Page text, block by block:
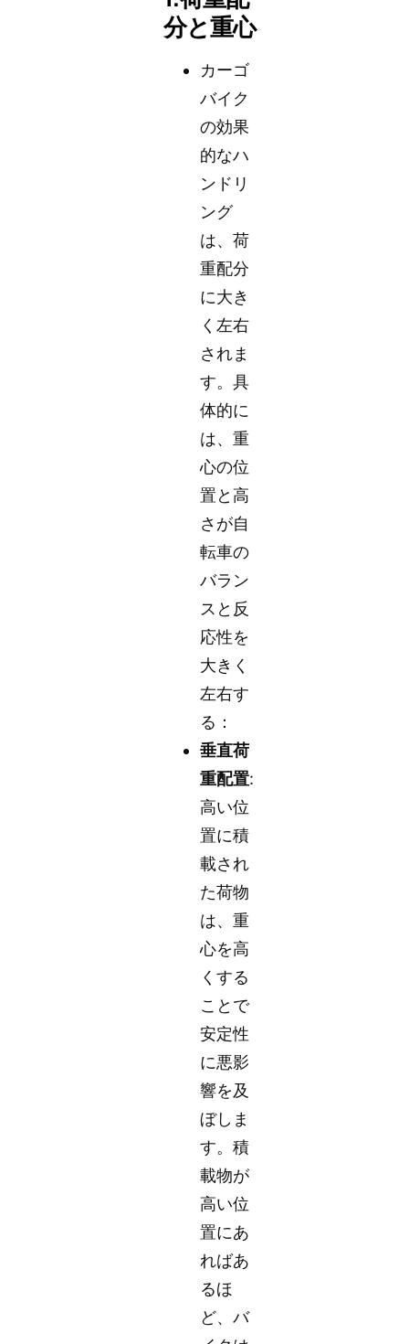
分と重心
カーゴ
バイク
の効果
的なハ
ンドリ
ング
は、荷
重配分
に大き
く左右
されま
す。具
体的に
は、重
心の位
置と高
さが自
転車の
バラン
スと反
応性を
大きく
左右す
る：
垂直荷
重配置:
高い位
置に積
載され
た荷物
は、重
心を高
くする
ことで
安定性
に悪影
響を及
ぼしま
す。積
載物が
高い位
置にあ
ればあ
るほ
ど、バ